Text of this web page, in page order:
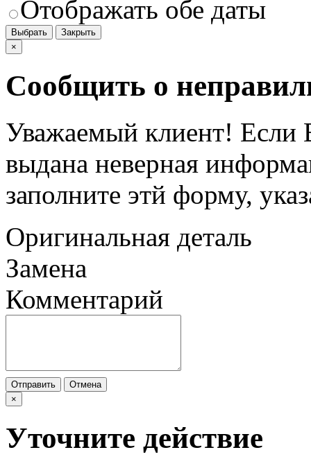
Отображать обе даты
Выбрать
Закрыть
×
Сообщить о
Уважаемый клиент! Если
выдана неверная
заполните этй форму,
Оригинальная деталь
Замена
Комментарий
Отправить
Отмена
×
Уточните действие